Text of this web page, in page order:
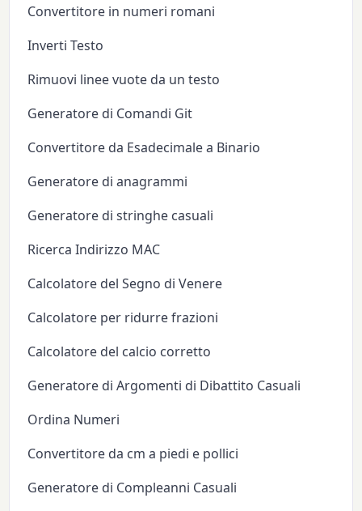
Convertitore in numeri romani
Inverti Testo
Rimuovi linee vuote da un testo
Generatore di Comandi Git
Convertitore da Esadecimale a Binario
Generatore di anagrammi
Generatore di stringhe casuali
Ricerca Indirizzo MAC
Calcolatore del Segno di Venere
Calcolatore per ridurre frazioni
Calcolatore del calcio corretto
Generatore di Argomenti di Dibattito Casuali
Ordina Numeri
Convertitore da cm a piedi e pollici
Generatore di Compleanni Casuali